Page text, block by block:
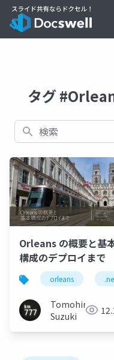
タグ
検索
Orleans の概要と基
構成のデプロイまで
orleans
Tomohiro
Suzuki